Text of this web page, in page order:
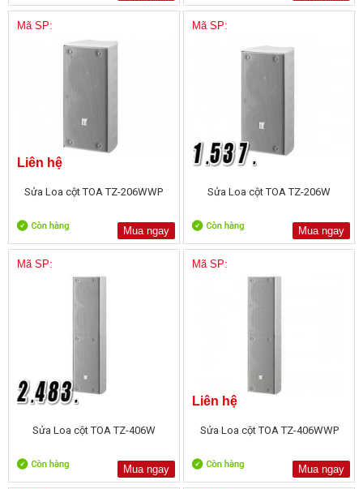
Mã SP:
Liên hệ
Sửa Loa cột TOA TZ-206WWP
Mua ngay
Mã SP:
Sửa Loa cột TOA TZ-206W
Mua ngay
Mã SP:
Sửa Loa cột TOA TZ-406W
Mua ngay
Mã SP:
Liên hệ
Sửa Loa cột TOA TZ-406WWP
Mua ngay